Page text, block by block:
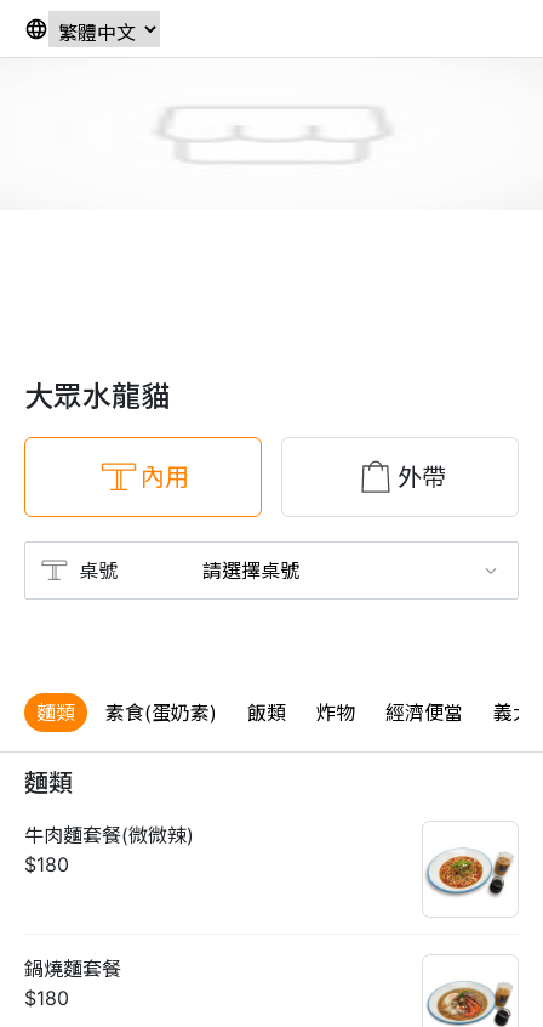
大眾水龍貓
內用 外帶
桌號
麵類 素食(蛋奶素) 飯類 炸物 經濟便當 義大
麵類
牛肉麵套餐(微微辣)
$180
鍋燒麵套餐
$180